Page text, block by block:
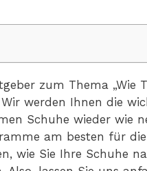
zum Thema „Wie
werden Ihnen die
Schuhe wieder wie
am besten für
wie Sie Ihre Schuhe